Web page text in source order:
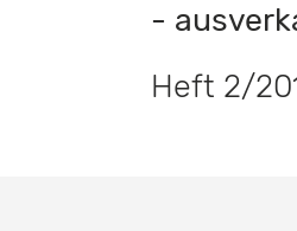
-
Heft 2/